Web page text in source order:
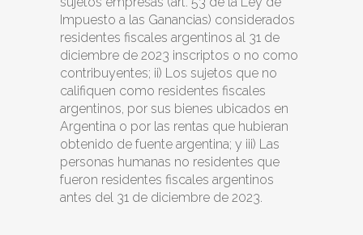
Impuesto a las Ganancias) considerados
residentes fiscales argentinos al 31 de
diciembre de 2023 inscriptos o no como
contribuyentes; ii) Los sujetos que no
califiquen como residentes fiscales
argentinos, por sus bienes ubicados en
Argentina o por las rentas que hubieran
obtenido de fuente argentina; y iii) Las
personas humanas no residentes que
fueron residentes fiscales argentinos
antes del 31 de diciembre de 2023.